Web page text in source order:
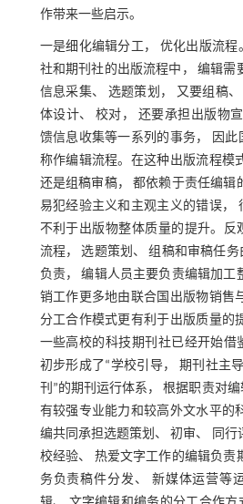
作带来一些启示。
一是细化编辑分工， 优化出版流程
社和期刊社的出版流程中， 编辑需
信息采集、 选题策划， 又要组稿
体设计、 校对， 还要承担出版物
馈信息收集等一系列的事务， 因
称作编辑流程。在这种出版流程模
还是组稿审稿， 都依赖于责任编辑
易犯经验主义和主观主义的错误，
不利于出版物整体质量的提升。反
流程， 选题策划、 组稿和审稿任务
负责， 编辑人员主要负责编辑加工
销工作更多地由联合国出版物销售
分工合作模式更有利于出版质量的
一些高校的科技期刊社已经开始借
初步形成了“学校引导， 期刊社主
刊”的期刊运行体系， 根据职责对编
有较强专业能力和较高外文水平的
编共同承担选题策划、 初审、 同行
校经验、 热爱文字工作的编辑负责
务负责稿件分发、 新媒体运营等